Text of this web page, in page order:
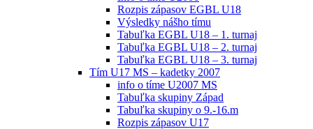
Rozpis zápasov EGBL U18
Výsledky nášho tímu
Tabuľka EGBL U18 – 1. turnaj
Tabuľka EGBL U18 – 2. turnaj
Tabuľka EGBL U18 – 3. turnaj
Tím U17 MS – kadetky 2007
info o tíme U2007 MS
Tabuľka skupiny Západ
Tabuľka skupiny o 9.-16.m
Rozpis zápasov U17